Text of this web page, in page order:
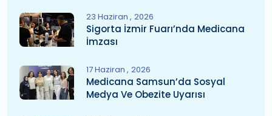
23 Haziran 2026
Sigorta İzmir Fuarı’nda Medicana
İmzası
17 Haziran 2026
Medicana Samsun’da Sosyal
Medya Ve Obezite Uyarısı